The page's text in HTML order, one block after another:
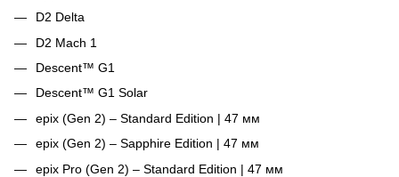
D2 Delta
D2 Mach 1
Descent™ G1
Descent™ G1 Solar
epix (Gen 2) – Standard Edition | 47 мм
epix (Gen 2) – Sapphire Edition | 47 мм
epix Pro (Gen 2) – Standard Edition | 47 мм